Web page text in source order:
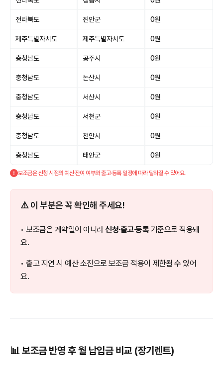
전라북도 진안군 0원
제주특별자치도 제주특별자치도 0원
충청남도 공주시 0원
충청남도 논산시 0원
충청남도 서산시 0원
충청남도 서천군 0원
충청남도 천안시 0원
충청남도 태안군 0원
보조금은 신청 시점의 예산 잔여 여부와 출고·등록 일정에 따라 달라질 수 있어요.
⚠️ 이 부분은 꼭 확인해 주세요!
• 보조금은 계약일이 아니라신청·출고·등록기준으로 적용돼
요.
• 출고 지연 시 예산 소진으로 보조금 적용이 제한될 수 있어
요.
📊 보조금 반영 후 월 납입금 비교 (장기렌트)